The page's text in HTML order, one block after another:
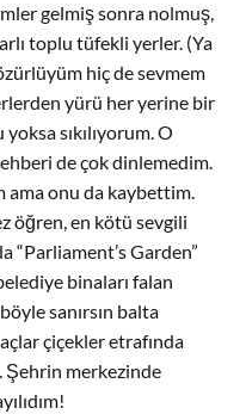
gelmiş sonra nolmuş,
toplu tüfekli yerler. (Ya
hiç de sevmem
yürü her yerine bir
sıkılıyorum. O
de çok dinlemedim.
ama onu da kaybettim.
öğren, en kötü sevgili
“Parliament’s Garden”
binaları falan
sanırsın balta
çiçekler etrafında
Şehrin merkezinde